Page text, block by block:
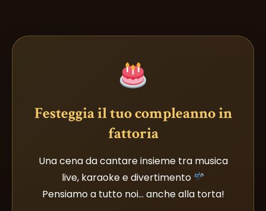
Festeggia il tuo compleanno in
fattoria
Una cena da cantare insieme tra musica
live, karaoke e divertimento
Pensiamo a tutto noi… anche alla torta!